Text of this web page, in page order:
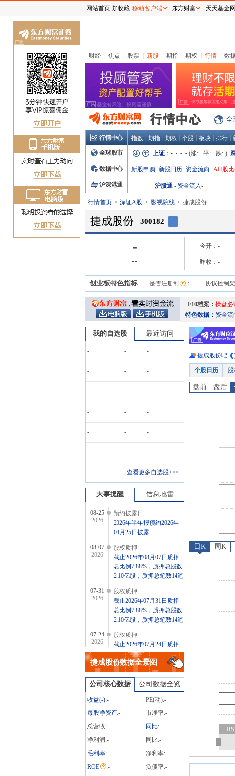
财经 焦点 股票 新股 期指 期权 行情 数
全
行情中心 指数 期指 期权 个股 板块 排行
全球股市 上证 ： - - - - (涨:- 平:- 跌:-)
数据中心 新股申购 新股日历 资金流向 AH股比
沪深港通 沪股通 - 资金流入-
行情首页 深证A股 影视院线 捷成股份
捷成股份 300182 -
-
--
今开： -
昨收： -
创业板特色指标 是否注册制 ： - 协议控制
F10档案： 操盘必
特色数据： 资金流
我的自选股 最近访问
- - -
- - -
- - -
- - -
- - -
- - -
查看更多自选股>>>
大事提醒 信息地雷
08-25
2026
预约披露日
2026年半年报预约2026年
08月25日披露
08-07
2026
股权质押
截止2026年08月07日质押
总比例7.88%，质押总股数
2.10亿股，质押总笔数14笔
07-31
2026
股权质押
截止2026年07月31日质押
总比例7.88%，质押总股数
2.10亿股，质押总笔数14笔
07-24
2026
股权质押
截止2026年07月24日质押
总比例8.04%，质押总股数
2.14亿股，质押总笔数14笔
捷成股份数据全景图
公司核心数据 公司数据全览
收益(-):- PE(动):-
每股净资产:- 市净率:-
总营收:- 同比:-
净利润:- 同比:-
毛利率:- 净利率:-
ROE
:- 负债率:-
捷成股份吧
个股日历 公
分
公
公
预
股
股
盘前 盘后
日K 周K
RSI
网站首页 加收藏 移动客户端 东方财富 天天基金网